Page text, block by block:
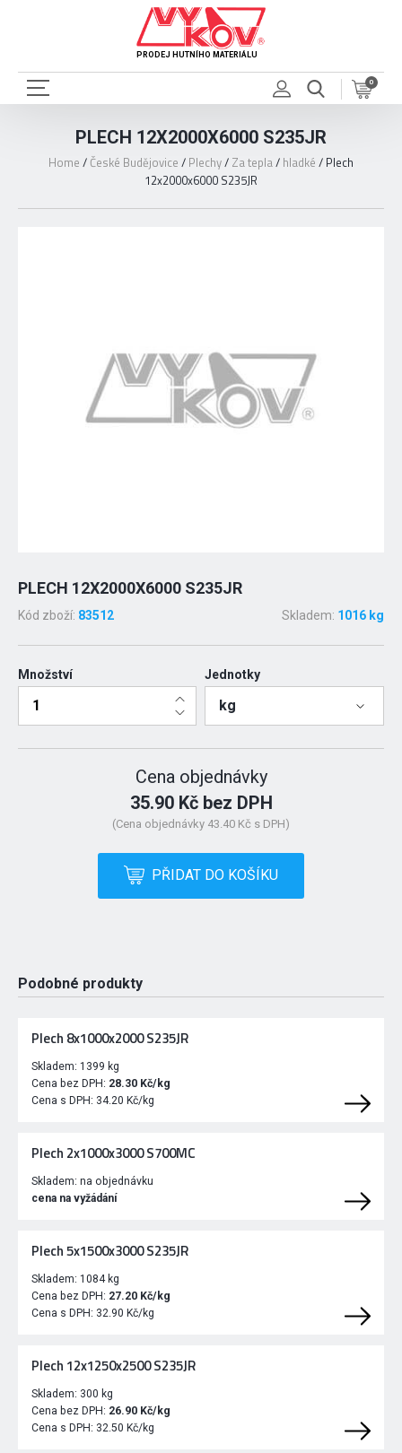
PRODEJ HUTNÍHO MATERIÁLU
0
PLECH 12X2000X6000 S235JR
Home / České Budějovice / Plechy/ Za tepla/ hladké / Plech
12x2000x6000 S235JR
PLECH 12X2000X6000 S235JR
Kód zboží: 83512 Skladem: 1016 kg
Množství Jednotky
kg
Cena objednávky
35.90 Kč bez DPH
(Cena objednávky 43.40 Kč s DPH)
PŘIDAT DO KOŠÍKU
Podobné produkty
Plech 8x1000x2000 S235JR
Skladem: 1399 kg
Cena bez DPH: 28.30 Kč/kg
Cena s DPH: 34.20 Kč/kg
Plech 2x1000x3000 S700MC
Skladem: na objednávku
cena na vyžádání
Plech 5x1500x3000 S235JR
Skladem: 1084 kg
Cena bez DPH: 27.20 Kč/kg
Cena s DPH: 32.90 Kč/kg
Plech 12x1250x2500 S235JR
Skladem: 300 kg
Cena bez DPH: 26.90 Kč/kg
Cena s DPH: 32.50 Kč/kg